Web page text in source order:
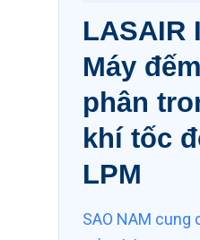
LASAIR
Máy
phân
khí tốc
LPM
SAO NAM cung